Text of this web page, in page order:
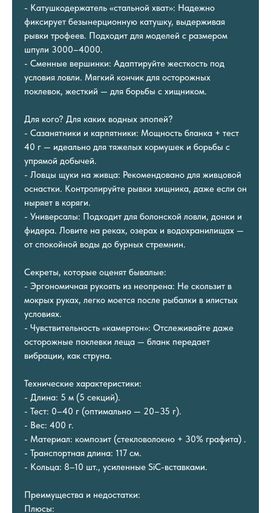
- Катушкодержатель «стальной хват»: Надежно
фиксирует безынерционную катушку, выдерживая
рывки трофеев. Подходит для моделей с размером
шпули 3000–4000.
- Сменные вершинки: Адаптируйте жесткость под
условия ловли. Мягкий кончик для осторожных
поклевок, жесткий — для борьбы с хищником.
Для кого? Для каких водных эпопей?
- Сазанятники и карпятники: Мощность бланка + тест
40 г — идеально для тяжелых кормушек и борьбы с
упрямой добычей.
- Ловцы щуки на живца: Рекомендовано для живцовой
оснастки. Контролируйте рывки хищника, даже если он
ныряет в коряги.
- Универсалы: Подходит для болонской ловли, донки и
фидера. Ловите на реках, озерах и водохранилищах —
от спокойной воды до бурных стремнин.
Секреты, которые оценят бывалые:
- Эргономичная рукоять из неопрена: Не скользит в
мокрых руках, легко моется после рыбалки в илистых
условиях.
- Чувствительность «камертон»: Отслеживайте даже
осторожные поклевки леща — бланк передает
вибрации, как струна.
Технические характеристики:
- Длина: 5 м (5 секций).
- Тест: 0–40 г (оптимально — 20–35 г).
- Вес: 400 г.
- Материал: композит (стекловолокно + 30% графита) .
- Транспортная длина: 117 см.
- Кольца: 8–10 шт., усиленные SiC-вставками.
Преимущества и недостатки:
Плюсы: